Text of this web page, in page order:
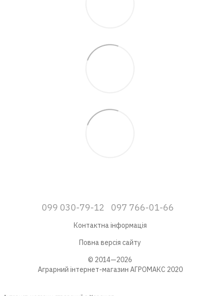
099 030-79-12 097 766-01-66
Контактна інформація
Повна версія сайту
© 2014—2026
Аграрний інтернет-магазин АГРОМАКС 2020